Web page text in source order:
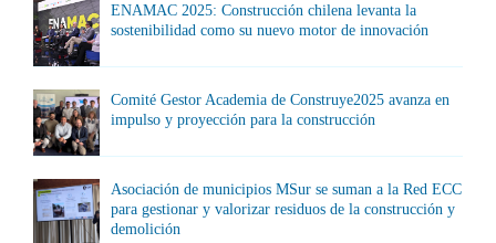
ENAMAC 2025: Construcción chilena levanta la
sostenibilidad como su nuevo motor de innovación
Comité Gestor Academia de Construye2025 avanza en
impulso y proyección para la construcción
Asociación de municipios MSur se suman a la Red ECC
para gestionar y valorizar residuos de la construcción y
demolición